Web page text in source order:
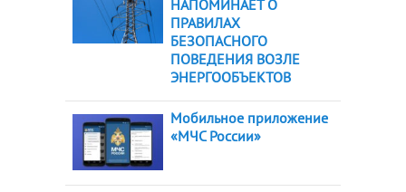
НАПОМИНАЕТ О
ПРАВИЛАХ
БЕЗОПАСНОГО
ПОВЕДЕНИЯ ВОЗЛЕ
ЭНЕРГООБЪЕКТОВ
Мобильное приложение
«МЧС России»